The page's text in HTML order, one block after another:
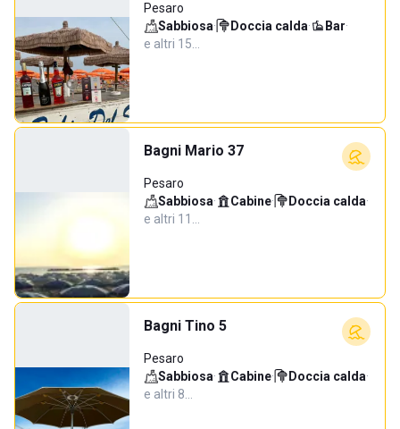
Pesaro
Sabbiosa· Doccia calda· Bar·
e altri 15…
Bagni Mario 37
Pesaro
Sabbiosa· Cabine· Doccia calda·
e altri 11…
Bagni Tino 5
Pesaro
Sabbiosa· Cabine· Doccia calda·
e altri 8…